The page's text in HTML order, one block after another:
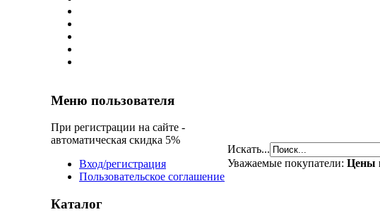
Меню пользователя
При регистрации на сайте -
автоматическая скидка 5%
Вход/регистрация
Пользовательское соглашение
Каталог
Искать...
Уважаемые покупатели: Цены